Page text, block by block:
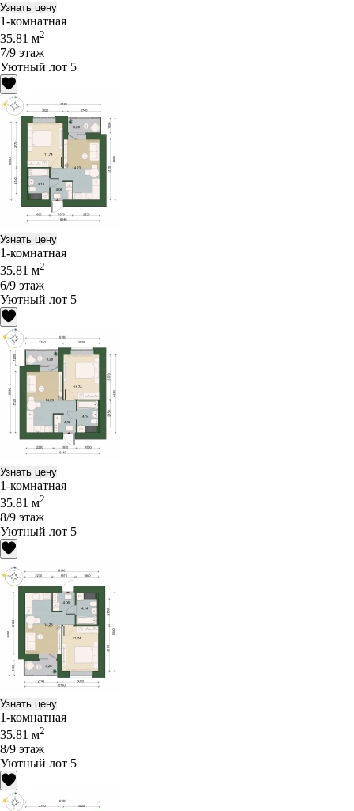
Узнать цену
1-комнатная
35.81 м2
7/9 этаж
Уютный лот 5
Узнать цену
1-комнатная
35.81 м2
6/9 этаж
Уютный лот 5
Узнать цену
1-комнатная
35.81 м2
8/9 этаж
Уютный лот 5
Узнать цену
1-комнатная
35.81 м2
8/9 этаж
Уютный лот 5